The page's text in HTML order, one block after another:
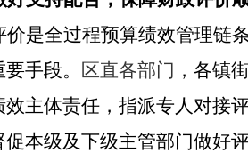
价是全过程预算绩效管理链
手段。
区直各部门 ，各镇
效主体责任，指派专人对接
促本级及下级主管部门做好